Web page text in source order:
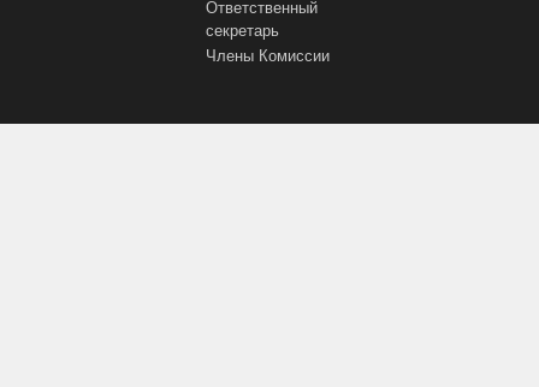
Ответственный
секретарь
Члены Комиссии